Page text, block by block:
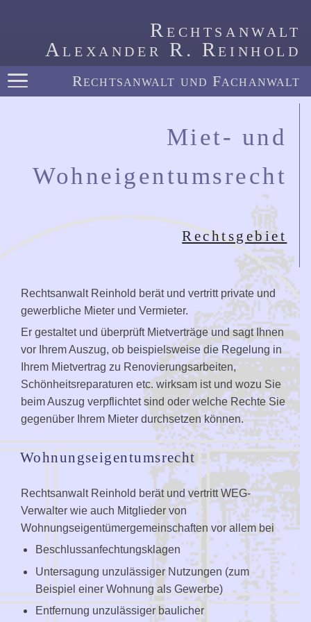
Rechtsanwalt
Alexander R. Reinhold
Rechtsanwalt und Fachanwalt
Miet- und
Wohneigentumsrecht
Rechtsgebiet
Rechtsanwalt Reinhold berät und vertritt private und
gewerbliche Mieter und Vermieter.
Er gestaltet und überprüft Mietverträge und sagt Ihnen
vor Ihrem Auszug, ob beispielsweise die Regelung in
Ihrem Mietvertrag zu Renovierungsarbeiten,
Schönheitsreparaturen etc. wirksam ist und wozu Sie
beim Auszug verpflichtet sind oder welche Rechte Sie
gegenüber Ihrem Mieter durchsetzen können.
Wohnungseigentumsrecht
Rechtsanwalt Reinhold berät und vertritt WEG-
Verwalter wie auch Mitglieder von
Wohnungseigentümergemeinschaften vor allem bei
Beschlussanfechtungsklagen
Untersagung unzulässiger Nutzungen (zum
Beispiel einer Wohnung als Gewerbe)
Entfernung unzulässiger baulicher